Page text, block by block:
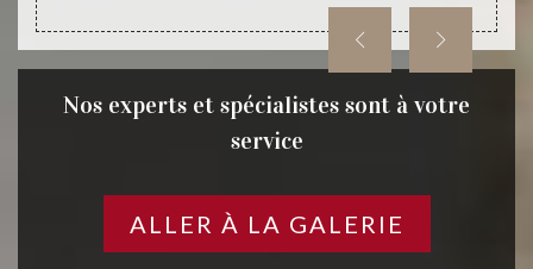
Nos experts et spécialistes sont à votre
service
ALLER À LA GALERIE